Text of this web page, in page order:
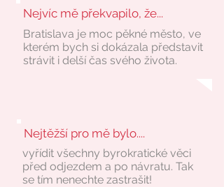
Nejvíc mě překvapilo, že...
Bratislava je moc pěkné město, ve
kterém bych si dokázala představit
strávit i delší čas svého života.
Nejtěžší pro mě bylo....
vyřídit všechny byrokratické věci
před odjezdem a po návratu. Tak
se tím nenechte zastrašit!